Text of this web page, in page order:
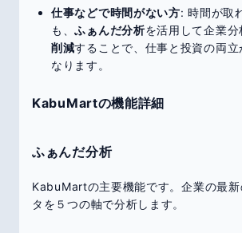
仕事などで時間がない方: 時間が取
も、ふぁんだ分析を活用して企業分
削減することで、仕事と投資の両立
なります。
KabuMartの機能詳細
ふぁんだ分析
KabuMartの主要機能です。企業の最
タを５つの軸で分析します。